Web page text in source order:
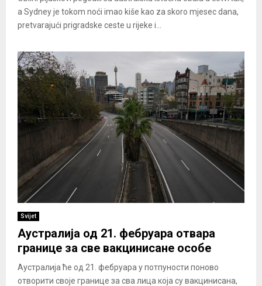
a Sydney je tokom noći imao kiše kao za skoro mjesec dana,
pretvarajući prigradske ceste u rijeke i...
Svijet
Аустралија од 21. фебруара отвара
границе за све вакцинисане особе
Аустралија ће од 21. фебруара у потпуности поново
отворити своје границе за сва лица која су вакцинисана,